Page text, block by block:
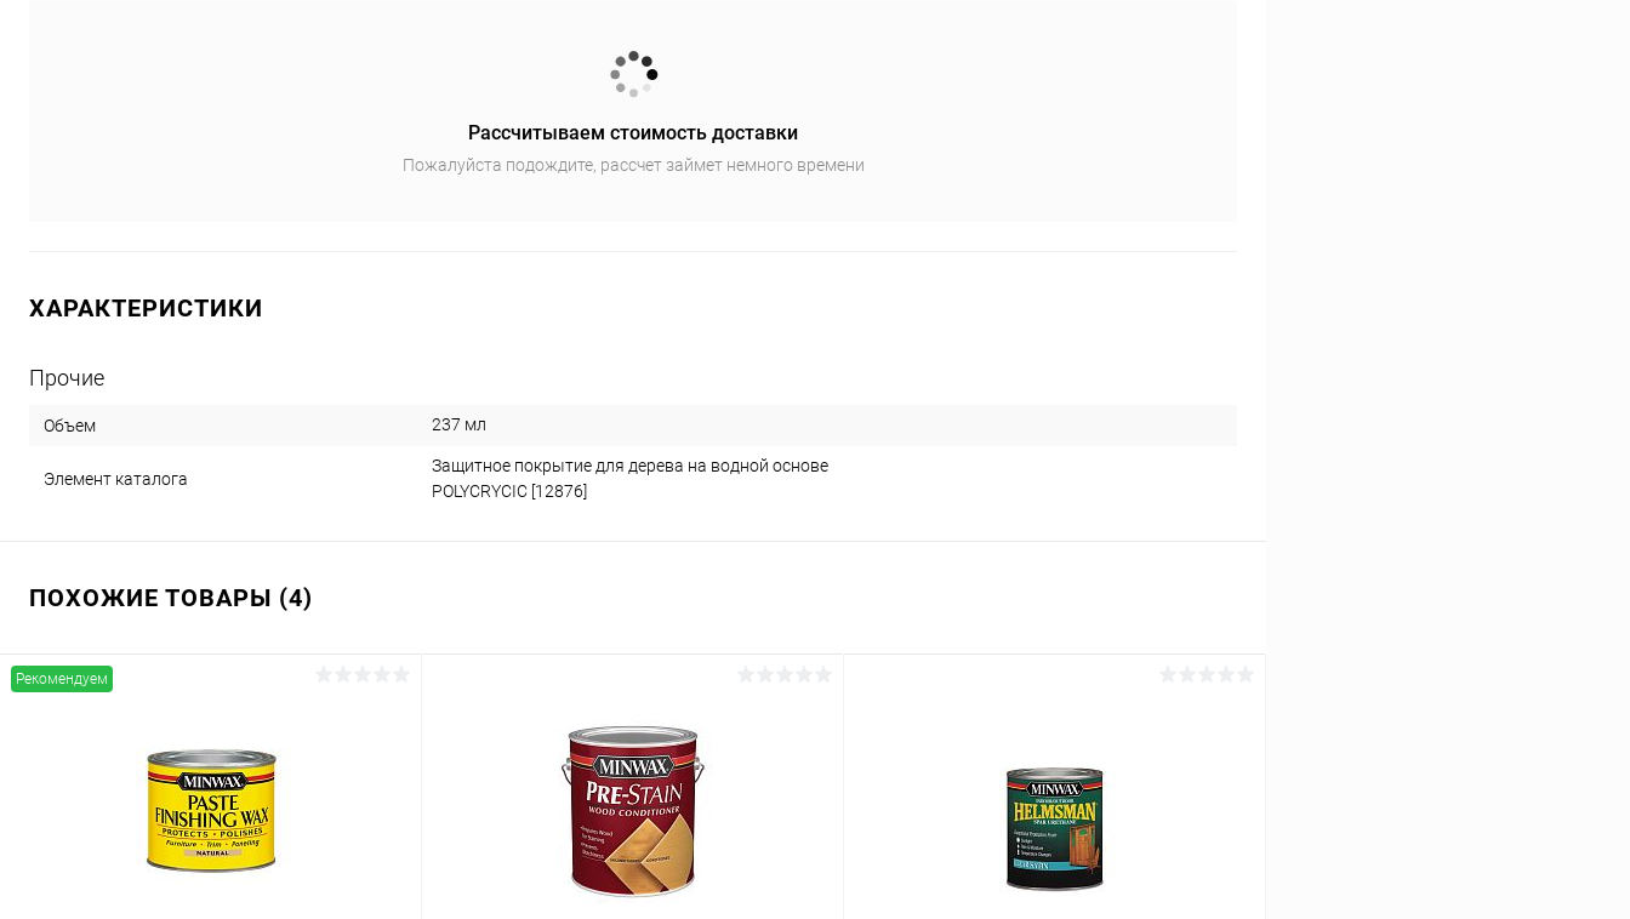
Рассчитываем стоимость доставки
Пожалуйста подождите, рассчет займет немного времени
ХАРАКТЕРИСТИКИ
Прочие
Объем 237 мл
Элемент каталога
Защитное покрытие для дерева на водной основе
POLYCRYCIC [12876]
ПОХОЖИЕ ТОВАРЫ (4)
Рекомендуем